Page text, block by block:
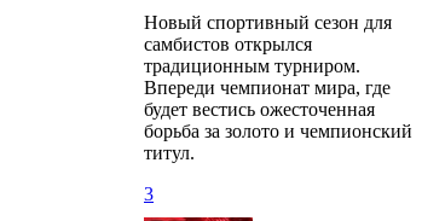
Новый спортивный сезон для
самбистов открылся
традиционным турниром.
Впереди чемпионат мира, где
будет вестись ожесточенная
борьба за золото и чемпионский
титул.
3